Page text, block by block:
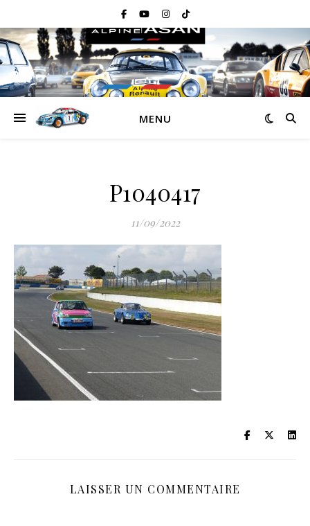
MENU
P1040417
11/09/2022
LAISSER UN COMMENTAIRE